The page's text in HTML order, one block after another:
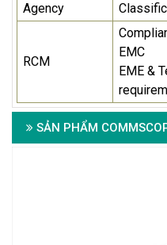
Agency
RCM
EMC
EME &
SẢN PHẨM